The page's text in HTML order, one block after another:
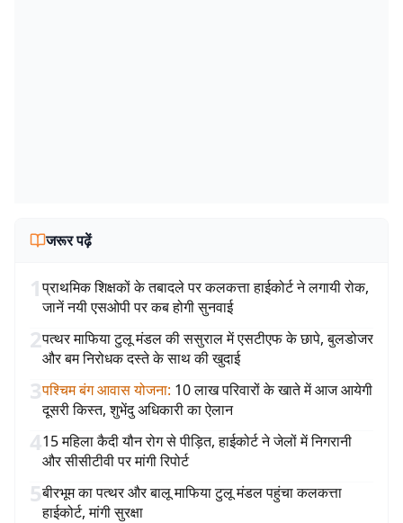
जरूर पढ़ें
1प्राथमिक शिक्षकों के तबादले पर कलकत्ता हाईकोर्ट ने लगायी रोक,
जानें नयी एसओपी पर कब होगी सुनवाई
2पत्थर माफिया टुलू मंडल की ससुराल में एसटीएफ के छापे, बुलडोजर
और बम निरोधक दस्ते के साथ की खुदाई
3पश्चिम बंग आवास योजना: 10 लाख परिवारों के खाते में आज आयेगी
दूसरी किस्त, शुभेंदु अधिकारी का ऐलान
415 महिला कैदी यौन रोग से पीड़ित, हाईकोर्ट ने जेलों में निगरानी
और सीसीटीवी पर मांगी रिपोर्ट
5बीरभूम का पत्थर और बालू माफिया टुलू मंडल पहुंचा कलकत्ता
हाईकोर्ट, मांगी सुरक्षा